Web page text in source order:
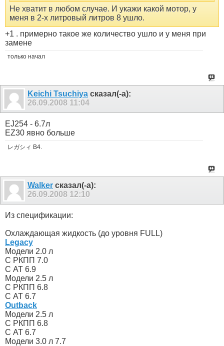
Не хватит в любом случае. И укажи какой мотор, у
меня в 2-х литровый литров 8 ушло.
+1 . примерно такое же количество ушло и у меня при
замене
только начал
Keichi Tsuchiya сказал(-а):
26.09.2008 11:04
EJ254 - 6.7л
EZ30 явно больше
レガシィ B4.
Walker сказал(-а):
26.09.2008 12:10
Из спецификации:
Охлаждающая жидкость (до уровня FULL)
Legacy
Модели 2.0 л
С РКПП 7.0
С АТ 6.9
Модели 2.5 л
С РКПП 6.8
С АТ 6.7
Outback
Модели 2.5 л
С РКПП 6.8
С АТ 6.7
Модели 3.0 л 7.7